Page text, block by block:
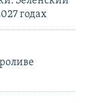
годах